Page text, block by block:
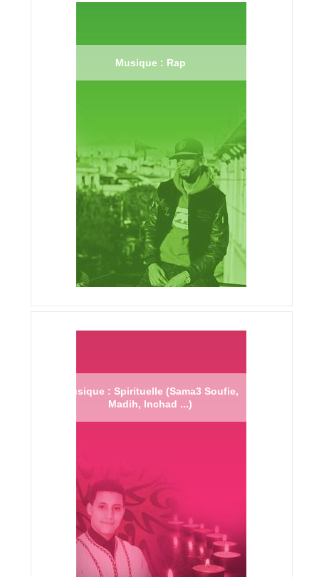
Musique : Rap
Musique : Spirituelle (Sama3 Soufie,
Madih, Inchad ...)